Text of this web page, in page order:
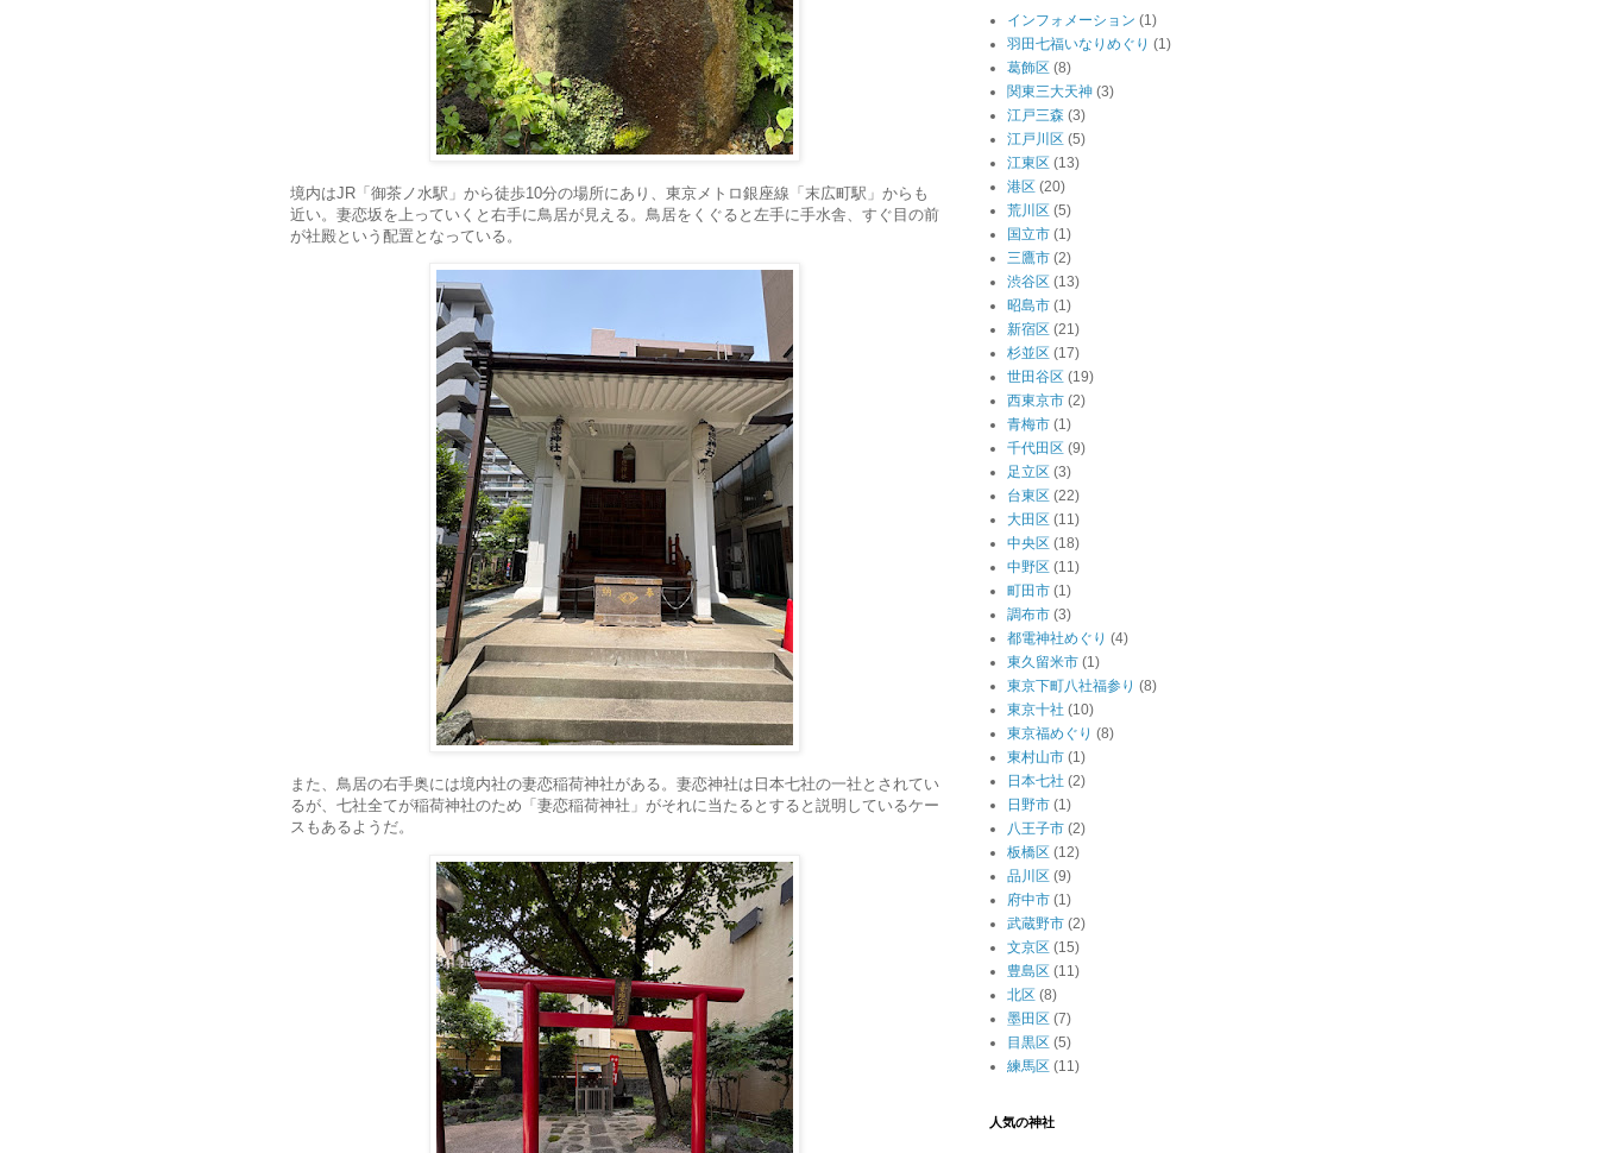
境内はJR「御茶ノ水駅」から徒歩10分の場所にあり、東京メトロ銀座線「末広町駅」からも
近い。妻恋坂を上っていくと右手に鳥居が見える。鳥居をくぐると左手に手水舎、すぐ目の前
が社殿という配置となっている。
また、鳥居の右手奥には境内社の妻恋稲荷神社がある。妻恋神社は日本七社の一社とされてい
るが、七社全てが稲荷神社のため「妻恋稲荷神社」がそれに当たるとすると説明しているケー
スもあるようだ。
インフォメーション (1)
羽田七福いなりめぐり (1)
葛飾区 (8)
関東三大天神 (3)
江戸三森 (3)
江戸川区 (5)
江東区 (13)
港区 (20)
荒川区 (5)
国立市 (1)
三鷹市 (2)
渋谷区 (13)
昭島市 (1)
新宿区 (21)
杉並区 (17)
世田谷区 (19)
西東京市 (2)
青梅市 (1)
千代田区 (9)
足立区 (3)
台東区 (22)
大田区 (11)
中央区 (18)
中野区 (11)
町田市 (1)
調布市 (3)
都電神社めぐり (4)
東久留米市 (1)
東京下町八社福参り (8)
東京十社 (10)
東京福めぐり (8)
東村山市 (1)
日本七社 (2)
日野市 (1)
八王子市 (2)
板橋区 (12)
品川区 (9)
府中市 (1)
武蔵野市 (2)
文京区 (15)
豊島区 (11)
北区 (8)
墨田区 (7)
目黒区 (5)
練馬区 (11)
人気の神社